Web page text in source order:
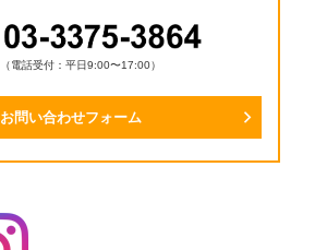
（電話受付：平日9:00〜17:00）
お問い合わせフォーム